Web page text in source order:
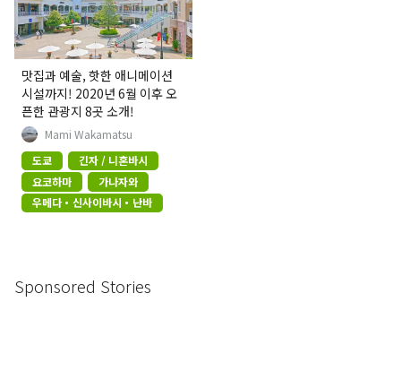
맛집과 예술, 핫한 애니메이션
시설까지! 2020년 6월 이후 오
픈한 관광지 8곳 소개!
Mami Wakamatsu
도쿄
긴자 / 니혼바시
요코하마
가나자와
우메다・신사이바시・난바
Sponsored Stories